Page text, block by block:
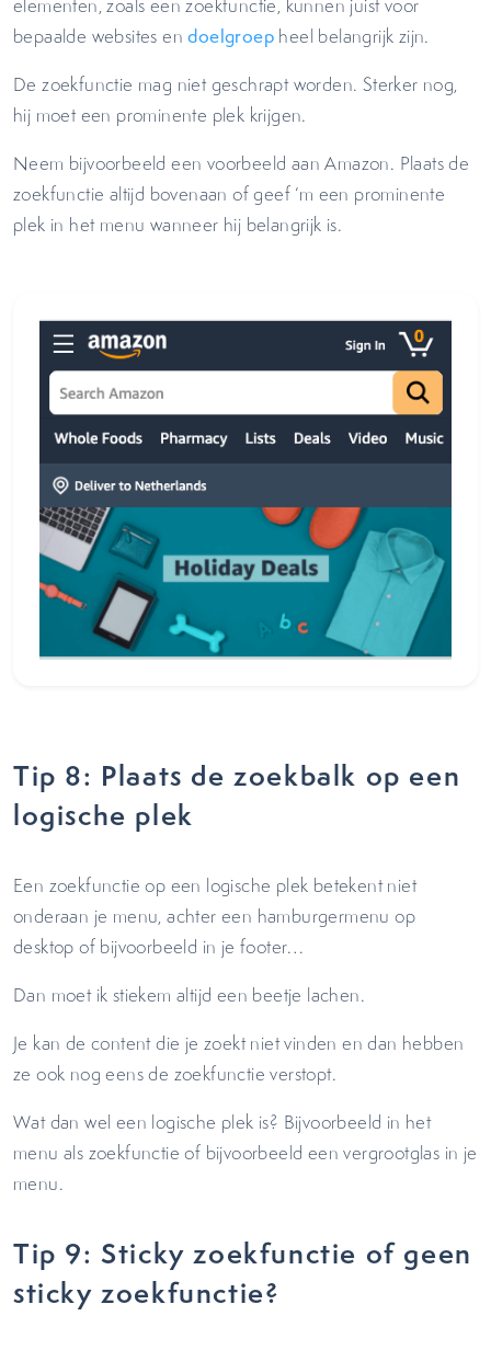
elementen, zoals een zoekfunctie, kunnen juist voor
bepaalde websites endoelgroep heel belangrijk zijn.
De zoekfunctie mag niet geschrapt worden. Sterker nog,
hij moet een prominente plek krijgen.
Neem bijvoorbeeld een voorbeeld aan Amazon. Plaats de
zoekfunctie altijd bovenaan of geef ‘m een prominente
plek in het menu wanneer hij belangrijk is.
Tip 8: Plaats de zoekbalk op een
logische plek
Een zoekfunctie op een logische plek betekent niet
onderaan je menu, achter een hamburgermenu op
desktop of bijvoorbeeld in je footer…
Dan moet ik stiekem altijd een beetje lachen.
Je kan de content die je zoekt niet vinden en dan hebben
ze ook nog eens de zoekfunctie verstopt.
Wat dan wel een logische plek is? Bijvoorbeeld in het
menu als zoekfunctie of bijvoorbeeld een vergrootglas in je
menu.
Tip 9: Sticky zoekfunctie of geen
sticky zoekfunctie?